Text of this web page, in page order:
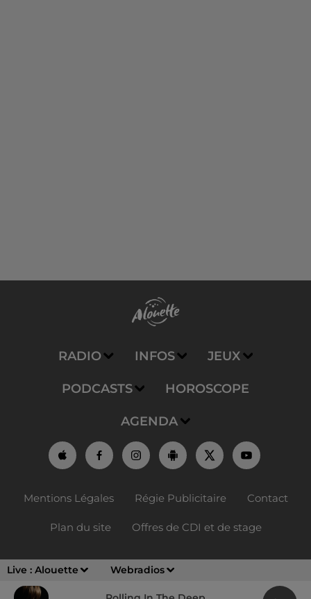
Live : Alouette Webradios
RADIO INFOS JEUX
PODCASTS HOROSCOPE
AGENDA
Mentions Légales Régie Publicitaire Contact
Plan du site Offres de CDI et de stage